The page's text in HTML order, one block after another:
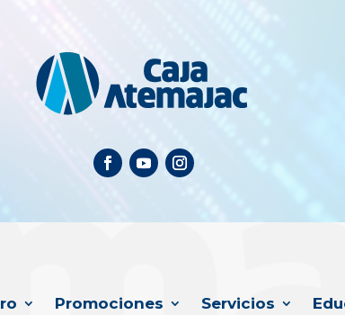
Promociones Servicios